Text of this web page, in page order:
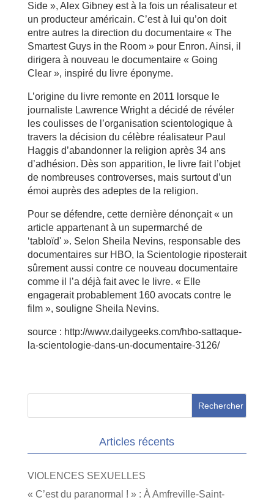
Side », Alex Gibney est à la fois un réalisateur et
un producteur américain. C’est à lui qu’on doit
entre autres la direction du documentaire « The
Smartest Guys in the Room » pour Enron. Ainsi, il
dirigera à nouveau le documentaire « Going
Clear », inspiré du livre éponyme.
L’origine du livre remonte en 2011 lorsque le
journaliste Lawrence Wright a décidé de révéler
les coulisses de l’organisation scientologique à
travers la décision du célèbre réalisateur Paul
Haggis d’abandonner la religion après 34 ans
d’adhésion. Dès son apparition, le livre fait l’objet
de nombreuses controverses, mais surtout d’un
émoi auprès des adeptes de la religion.
Pour se défendre, cette dernière dénonçait « un
article appartenant à un supermarché de
‘tabloïd' ». Selon Sheila Nevins, responsable des
documentaires sur HBO, la Scientologie riposterait
sûrement aussi contre ce nouveau documentaire
comme il l’a déjà fait avec le livre. « Elle
engagerait probablement 160 avocats contre le
film », souligne Sheila Nevins.
source : http://www.dailygeeks.com/hbo-sattaque-
la-scientologie-dans-un-documentaire-3126/
Articles récents
VIOLENCES SEXUELLES
« C’est du paranormal ! » : À Amfreville-Saint-